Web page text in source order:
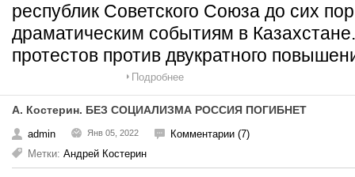
республик Советского Союза до сих
драматическим событиям в
протестов против двукратного
Подробнее
А. Костерин. БЕЗ СОЦИАЛИЗМА РОССИЯ ПОГИБНЕТ
admin Янв 05, 2022
Комментарии (7)
Метки: Андрей Костерин